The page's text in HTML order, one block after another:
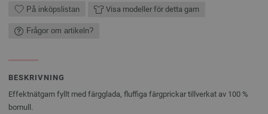
På inköpslistan Visa modeller för detta garn
Frågor om artikeln?
BESKRIVNING
Effektnätgarn fyllt med färgglada, fluffiga färgprickar tillverkat av 100 %
bomull.